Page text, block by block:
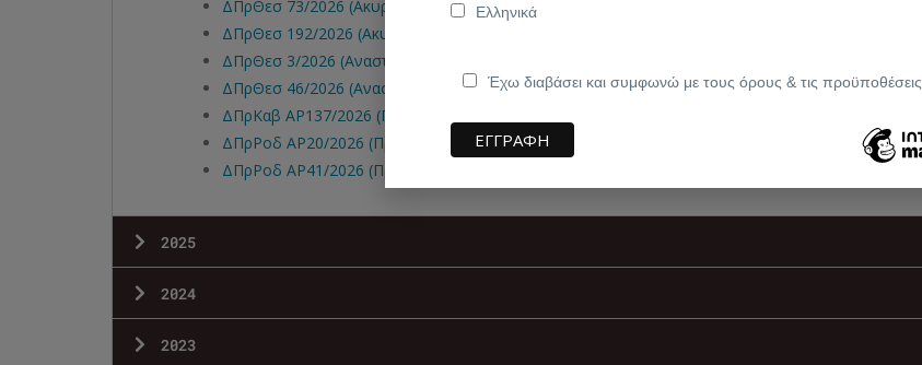
ΔΠρΘεσ 73/2026 (Ακυρωτικό)
ΔΠρΘεσ 192/2026 (Ακυρωτικό)
ΔΠρΘεσ 3/2026 (Αναστολή)
ΔΠρΘεσ 46/2026 (Αναστολή)
ΔΠρΚαβ ΑΡ137/2026 (Προεδρική Διαδικασία)
ΔΠρΡοδ ΑΡ20/2026 (Προεδρική Διαδικασία)
ΔΠρΡοδ ΑΡ41/2026 (Προεδρική Διαδικασία)
2025
2024
2023
Ελληνικά
Έχω διαβάσει και συμφωνώ με τους όρους & τις προϋποθέσεις